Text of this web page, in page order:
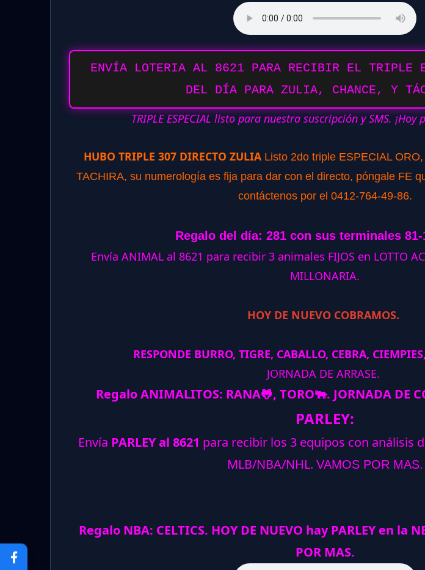
ENVÍA LOTERIA AL 8621 PARA RECIBIR EL TRIPLE
DEL DÍA PARA ZULIA, CHANCE, Y
TRIPLE ESPECIAL listo para nuestra suscripción y SMS.
HUBO TRIPLE 307 DIRECTO ZULIA Listo 2do triple ESPECIAL
TACHIRA, su numerología es fija para dar con el directo, póngale FE
contáctenos por el 0412-764-49-86.
Regalo del día: 281 con sus terminales 81-
Envía ANIMAL al 8621 para recibir 3 animales FIJOS en LOTTO
MILLONARIA.
HOY DE NUEVO COBRAMOS.
RESPONDE BURRO, TIGRE, CABALLO, CEBRA,
JORNADA DE ARRASE.
Regalo ANIMALITOS: RANA🐸, TORO🐃. JORNADA DE
PARLEY:
Envía PARLEY al 8621 para recibir los 3 equipos con análisis
MLB/NBA/NHL. VAMOS POR MAS.
Regalo NBA: CELTICS. HOY DE NUEVO hay PARLEY en la
POR MAS.